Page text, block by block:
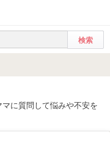
に質問して悩みや不安を